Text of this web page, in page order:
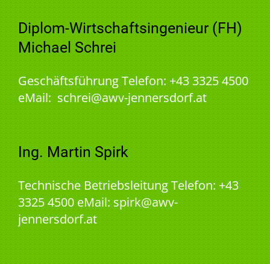
Diplom-Wirtschaftsingenieur (FH)
Michael Schrei
Geschäftsführung Telefon: +43 3325 4500
eMail: schrei@awv-jennersdorf.at
Ing. Martin Spirk
Technische Betriebsleitung Telefon: +43
3325 4500 eMail: spirk@awv-
jennersdorf.at